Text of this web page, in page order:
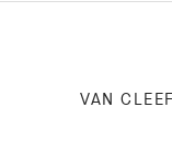
VAN